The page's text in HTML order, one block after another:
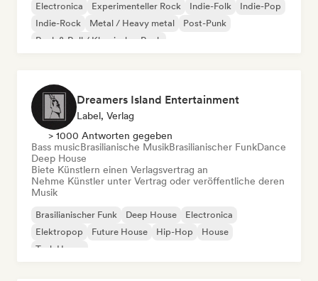
Electronica Experimenteller Rock Indie-Folk
Indie-Pop
Indie-Rock
Metal / Heavy metal
Post-Punk
Rock & Roll / Klassischer Rock
Dreamers Island Entertainment
Label, Verlag
> 1000 Antworten gegeben
Bass musicBrasilianische MusikBrasilianischer FunkDance
Deep House
Biete Künstlern einen Verlagsvertrag an
Nehme Künstler unter Vertrag oder veröffentliche deren
Musik
Brasilianischer Funk Deep House
Electronica
Elektropop
Future House Hip-Hop
House
Tech House